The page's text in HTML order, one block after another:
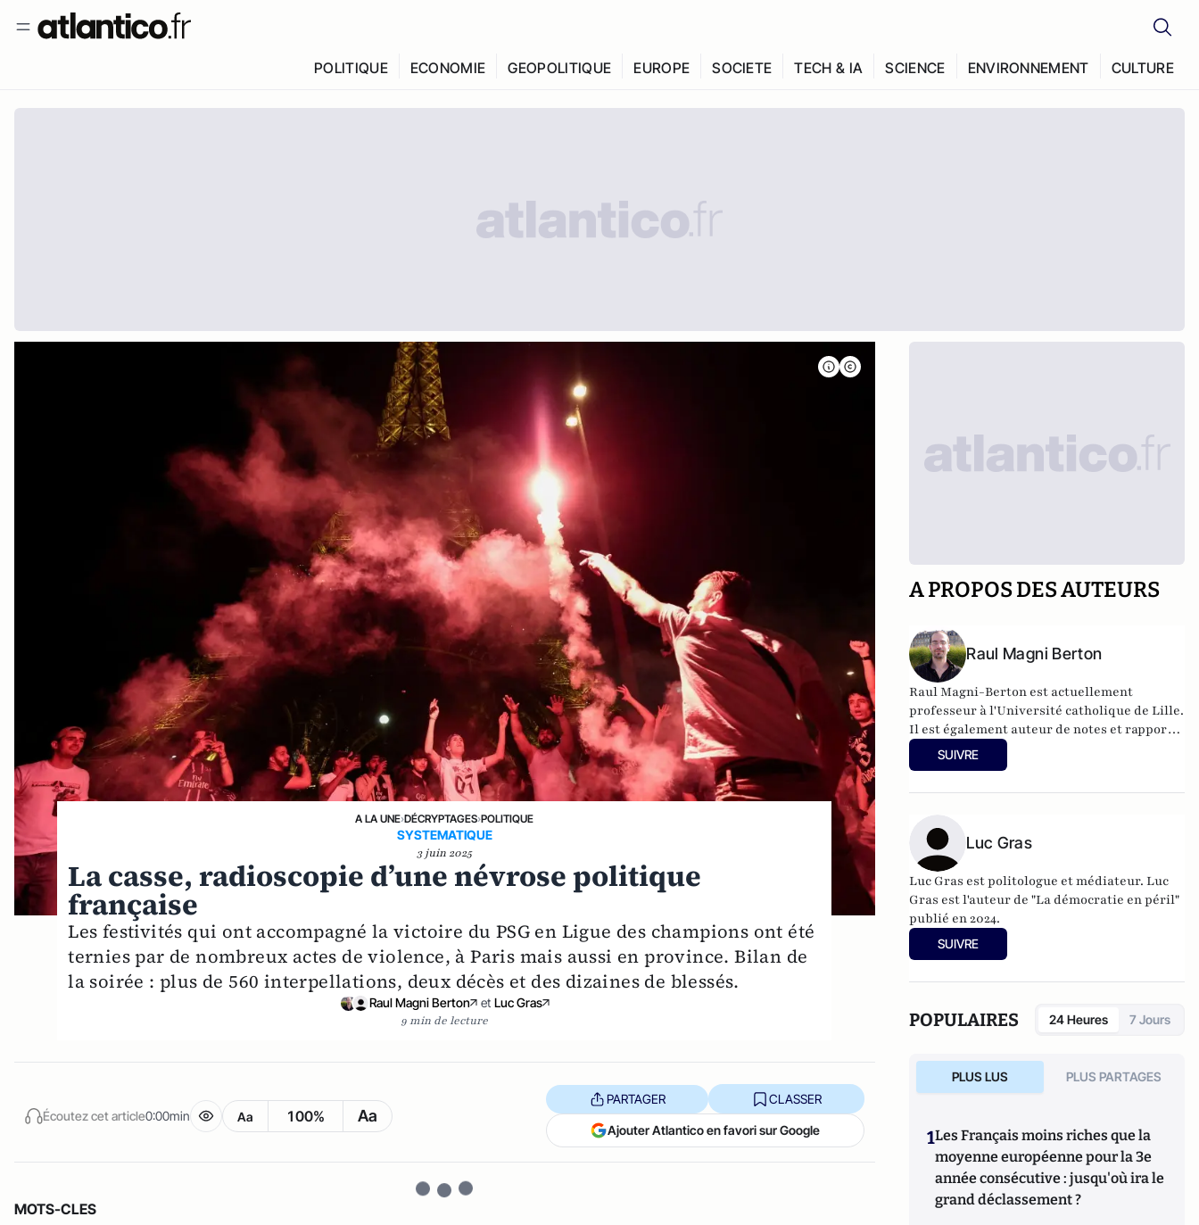
POLITIQUE ECONOMIE GEOPOLITIQUE EUROPE SOCIETE TECH & IA SCIENCE ENVIRONNEMENT CULTURE
A LA UNE›DÉCRYPTAGES›POLITIQUE
SYSTEMATIQUE
3 juin 2025
La casse, radioscopie d’une névrose politique
française
Les festivités qui ont accompagné la victoire du PSG en Ligue des champions ont été
ternies par de nombreux actes de violence, à Paris mais aussi en province. Bilan de
la soirée : plus de 560 interpellations, deux décès et des dizaines de blessés.
Raul Magni Berton et Luc Gras
9 min de lecture
Écoutez cet article0:00min Aa 100% Aa
PARTAGER CLASSER
Ajouter Atlantico en favori sur Google
MOTS-CLES
A PROPOS DES AUTEURS
Raul Magni Berton
Raul Magni-Berton est actuellement
professeur à l'Université catholique de Lille.
Il est également auteur de notes et rapports
pour le think-tank GénérationLibre.
SUIVRE
Luc Gras
Luc Gras est politologue et médiateur. Luc
Gras est l'auteur de"La démocratie en péril"
publié en 2024.
SUIVRE
POPULAIRES 24 Heures 7 Jours
PLUS LUS PLUS PARTAGES
1Les Français moins riches que la
moyenne européenne pour la 3e
année consécutive : jusqu'où ira le
grand déclassement ?